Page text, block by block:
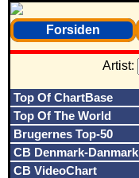
Forsiden
Artist:
Top Of ChartBase
Top Of The World
Brugernes Top-50
CB Denmark-Danmark
CB VideoChart